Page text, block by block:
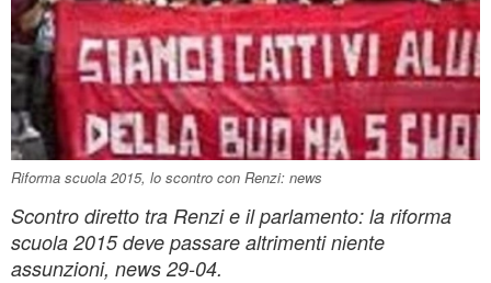
Riforma scuola 2015, lo scontro con Renzi: news
Scontro diretto tra Renzi e il parlamento: la riforma
scuola 2015 deve passare altrimenti niente
assunzioni, news 29-04.